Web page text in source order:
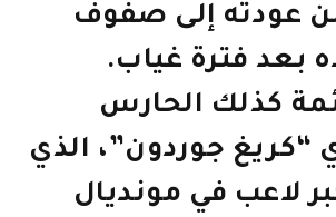
عودته إلى صفوف
بعد فترة غياب.
كذلك الحارس
“كريغ جوردون”، الذي
لاعب في مونديال